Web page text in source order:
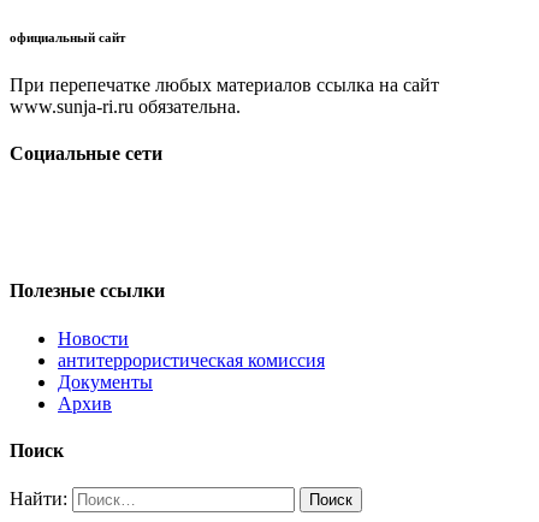
официальный сайт
При перепечатке любых материалов ссылка на сайт
www.sunja-ri.ru обязательна.
Социальные сети
Полезные ссылки
Новости
антитеррористическая комиссия
Документы
Архив
Поиск
Найти: